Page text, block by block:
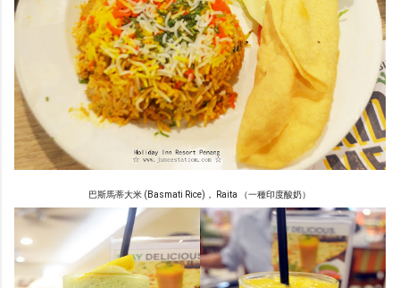
巴斯馬蒂大米 (Basmati Rice)， Raita （一種印度酸奶）